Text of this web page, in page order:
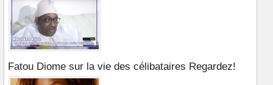
Fatou Diome sur la vie des célibataires Regardez!